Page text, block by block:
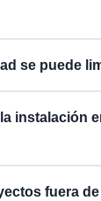
se puede
instalación
fuera